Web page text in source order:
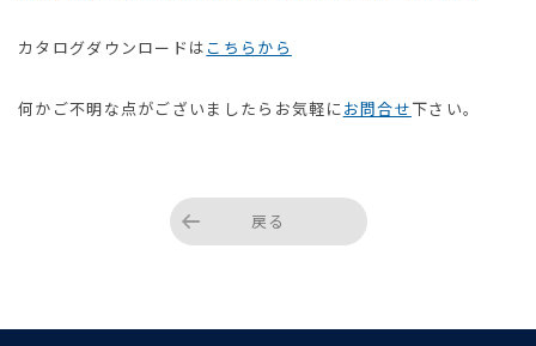
カタログダウンロードは こちらから
何かご不明な点がございましたらお気軽にお問合せ下さい。
戻る